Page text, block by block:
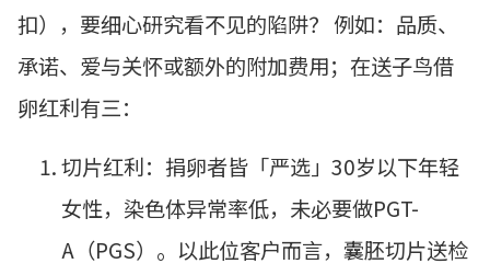
扣） ，要细心研究看不见的陷阱？ 例如： 品质、
承诺、爱与关怀或额外的附加费用；在送子鸟借
卵红利有三：
切片红利：捐卵者皆 「严选」 30岁以下年轻
女性，染色体异常率低，未必要做PGT-
A （PGS）。 以此位客户而言，囊胚切片送检